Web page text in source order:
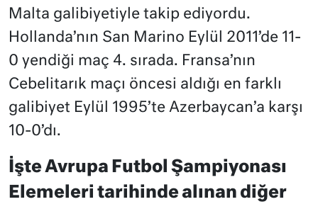
Malta galibiyetiyle takip ediyordu.
Hollanda’nın San Marino Eylül 2011’de 11-
0 yendiği maç 4. sırada. Fransa’nın
Cebelitarık maçı öncesi aldığı en farklı
galibiyet Eylül 1995’te Azerbaycan’a karşı
10-0’dı.
İşte Avrupa Futbol Şampiyonası
Elemeleri tarihinde alınan diğer